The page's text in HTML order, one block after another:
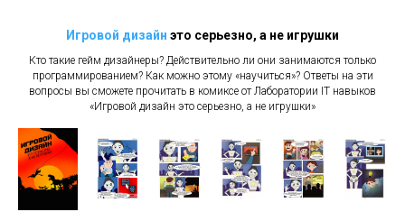
Игровой дизайн это серьезно, а не игрушки
Кто такие гейм дизайнеры? Действительно ли они занимаются только
программированием? Как можно этому «научиться»? Ответы на эти
вопросы вы сможете прочитать в комиксе от Лаборатории IT навыков
«Игровой дизайн это серьезно, а не игрушки»